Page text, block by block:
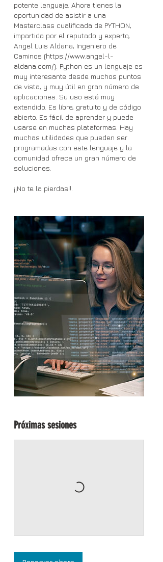
potente lenguaje. Ahora tienes la
oportunidad de asistir a una
Masterclass cualificada de PYTHON,
impartida por el reputado y experto,
Angel Luis Aldana, Ingeniero de
Caminos (https://www.angel-l-
aldana.com/). Python es un lenguaje es
muy interesante desde muchos puntos
de vista, y muy útil en gran número de
aplicaciones. Su uso está muy
extendido. Es libre, gratuito y de código
abierto. Es fácil de aprender y puede
usarse en muchas plataformas. Hay
muchas utilidades que pueden ser
programadas con este lenguaje y la
comunidad ofrece un gran número de
soluciones.
¡¡No te la pierdas!!.
Próximas sesiones